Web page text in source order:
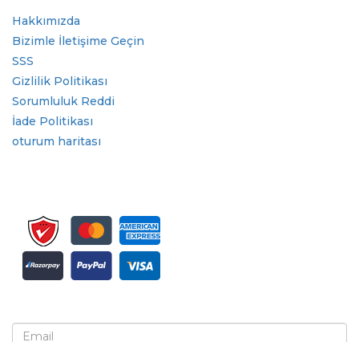
Hakkımızda
Bizimle İletişime Geçin
SSS
Gizlilik Politikası
Sorumluluk Reddi
İade Politikası
oturum haritası